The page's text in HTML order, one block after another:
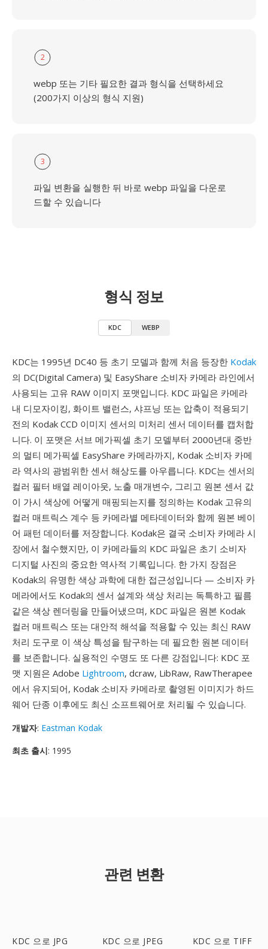
2
webp 또는 기타 필요한 결과 형식을 선택하세요
(200가지 이상의 형식 지원)
3
파일 변환을 실행한 뒤 바로 webp 파일을 다운로
드할 수 있습니다
형식 정보
KDC WEBP
KDC는 1995년 DC40 등 초기 모델과 함께 처음 등장한 Kodak
의 DC(Digital Camera) 및 EasyShare 소비자 카메라 라인에서
사용되는 고유 RAW 이미지 포맷입니다. KDC 파일은 카메라
내 디모자이킹, 화이트 밸런스, 샤프닝 또는 압축이 적용되기
전의 Kodak CCD 이미지 센서의 미처리 센서 데이터를 캡처합
니다. 이 포맷은 서브 메가픽셀 초기 모델부터 2000년대 중반
의 멀티 메가픽셀 EasyShare 카메라까지, Kodak 소비자 카메
라 역사의 광범위한 센서 해상도를 아우릅니다. KDC는 센서의
컬러 필터 배열 레이아웃, 노출 매개변수, 그리고 원본 센서 값
이 가시 색상에 어떻게 매핑되는지를 정의하는 Kodak 고유의
컬러 매트릭스 계수 등 카메라별 메타데이터와 함께 원본 베이
어 패턴 데이터를 저장합니다. Kodak은 결국 소비자 카메라 시
장에서 철수했지만, 이 카메라들의 KDC 파일은 초기 소비자
디지털 사진의 중요한 역사적 기록입니다. 한 가지 장점은
Kodak의 유명한 색상 과학에 대한 접근성입니다 — 소비자 카
메라에서도 Kodak의 센서 설계와 색상 처리는 독특하고 필름
같은 색상 렌더링을 만들어냈으며, KDC 파일은 원본 Kodak
컬러 매트릭스 또는 대안적 해석을 적용할 수 있는 최신 RAW
처리 도구로 이 색상 특성을 탐구하는 데 필요한 원본 데이터
를 보존합니다. 실용적인 수명도 또 다른 강점입니다: KDC 포
맷 지원은 Adobe Lightroom, dcraw, LibRaw, RawTherapee
에서 유지되어, Kodak 소비자 카메라로 촬영된 이미지가 하드
웨어 단종 이후에도 최신 소프트웨어로 처리될 수 있습니다.
개발자: Eastman Kodak
최초 출시: 1995
관련 변환
KDC 으로 JPG KDC 으로 JPEG KDC 으로 TIFF